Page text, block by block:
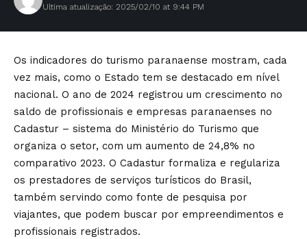
Ultima atualização: 2025/02/10 at 9:44 PM
Os indicadores do turismo paranaense mostram, cada
vez mais, como o Estado tem se destacado em nível
nacional. O ano de 2024 registrou um crescimento no
saldo de profissionais e empresas paranaenses no
Cadastur – sistema do Ministério do Turismo que
organiza o setor, com um aumento de 24,8% no
comparativo 2023. O Cadastur formaliza e regulariza
os prestadores de serviços turísticos do Brasil,
também servindo como fonte de pesquisa por
viajantes, que podem buscar por empreendimentos e
profissionais registrados.